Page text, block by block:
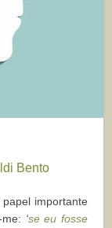
Bento
importante
‘se eu fosse